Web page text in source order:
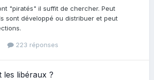
"piratés" il suffit de chercher. Peut
sont développé ou distribuer et peut
223 réponses
les libéraux ?